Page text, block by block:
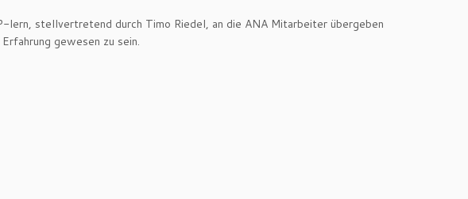
lern, stellvertretend durch Timo Riedel, an die ANA Mitarbeiter übergeben
gewesen zu sein.